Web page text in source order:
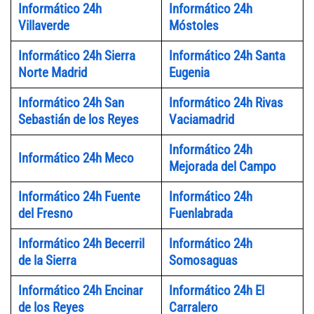
Informático 24h
Villaverde
Informático 24h
Móstoles
Informático 24h Sierra
Norte Madrid
Informático 24h Santa
Eugenia
Informático 24h San
Sebastián de los Reyes
Informático 24h Rivas
Vaciamadrid
Informático 24h Meco
Informático 24h
Mejorada del Campo
Informático 24h Fuente
del Fresno
Informático 24h
Fuenlabrada
Informático 24h Becerril
de la Sierra
Informático 24h
Somosaguas
Informático 24h Encinar
de los Reyes
Informático 24h El
Carralero